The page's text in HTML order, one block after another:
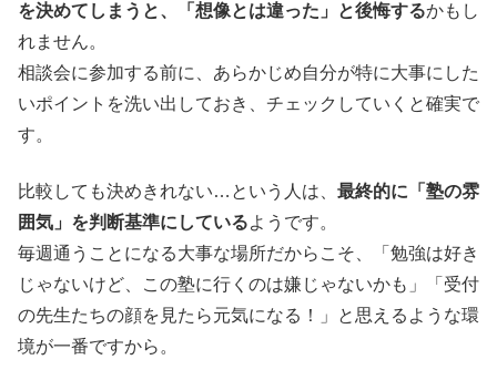
を決めてしまうと、「想像とは違った」と後悔するかもし
れません。
相談会に参加する前に、あらかじめ自分が特に大事にした
いポイントを洗い出しておき、チェックしていくと確実で
す。
比較しても決めきれない…という人は、 最終的に「塾の雰
囲気」を判断基準にしているようです。
毎週通うことになる大事な場所だからこそ、「勉強は好き
じゃないけど、この塾に行くのは嫌じゃないかも」「受付
の先生たちの顔を見たら元気になる！」と思えるような環
境が一番ですから。